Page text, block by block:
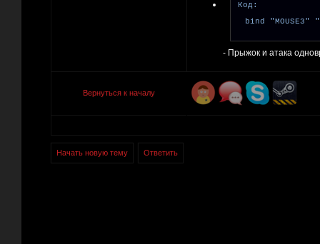
Код:
bind
- Прыжок и атака
Вернуться к началу
Начать новую тему Ответить